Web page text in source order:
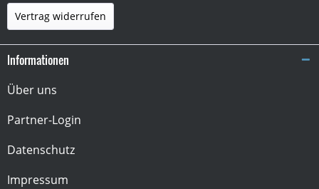
Vertrag widerrufen
Informationen
Über uns
Partner-Login
Datenschutz
Impressum